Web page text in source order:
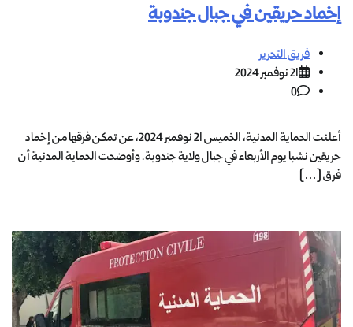
إخماد حريقين في جبال جندوبة
فريق التحرير
21 نوفمبر 2024
0
أعلنت الحماية المدنية، الخميس 21 نوفمبر 2024، عن تمكن فرقها من إخماد
حريقين نشبا يوم الأربعاء في جبال ولاية جندوبة. وأوضحت الحماية المدنية أن
فرق […]